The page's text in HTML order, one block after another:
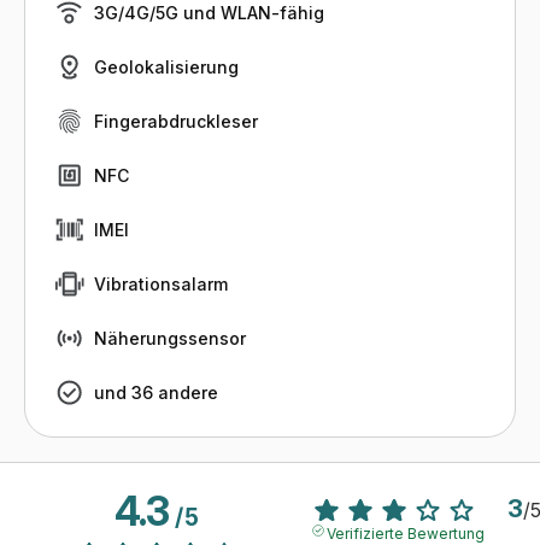
3G/4G/5G und WLAN-fähig
Geolokalisierung
Fingerabdruckleser
NFC
IMEI
Vibrationsalarm
Näherungssensor
und 36 andere
4.3/5 3/5
Verifizierte Bewertung